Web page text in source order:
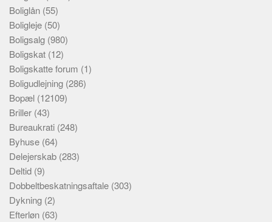
Boliglån (55)
Boligleje (50)
Boligsalg (980)
Boligskat (12)
Boligskatte forum (1)
Boligudlejning (286)
Bopæl (12109)
Briller (43)
Bureaukrati (248)
Byhuse (64)
Delejerskab (283)
Deltid (9)
Dobbeltbeskatningsaftale (303)
Dykning (2)
Efterløn (63)